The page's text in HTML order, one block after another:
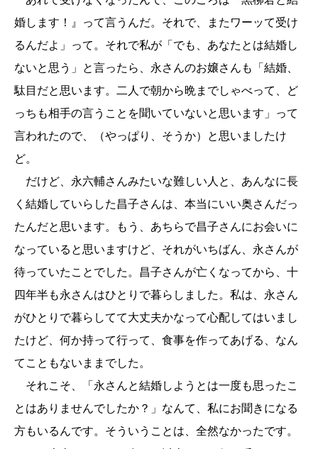
婚します！』って言うんだ。それで、またワーッて受け
るんだよ」って。それで私が「でも、あなたとは結婚し
ないと思う」と言ったら、永さんのお嬢さんも「結婚、
駄目だと思います。二人で朝から晩までしゃべって、ど
っちも相手の言うことを聞いていないと思います」って
言われたので、（やっぱり、そうか）と思いましたけ
ど。
だけど、永六輔さんみたいな難しい人と、あんなに長
く結婚していらした昌子さんは、本当にいい奥さんだっ
たんだと思います。もう、あちらで昌子さんにお会いに
なっていると思いますけど、それがいちばん、永さんが
待っていたことでした。昌子さんが亡くなってから、十
四年半も永さんはひとりで暮らしました。私は、永さん
がひとりで暮らしてて大丈夫かなって心配してはいまし
たけど、何か持って行って、食事を作ってあげる、なん
てこともないままでした。
それこそ、「永さんと結婚しようとは一度も思ったこ
とはありませんでしたか？」なんて、私にお聞きになる
方もいるんです。そういうことは、全然なかったです。